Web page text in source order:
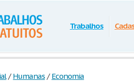
Trabalhos
/ Humanas / Economia